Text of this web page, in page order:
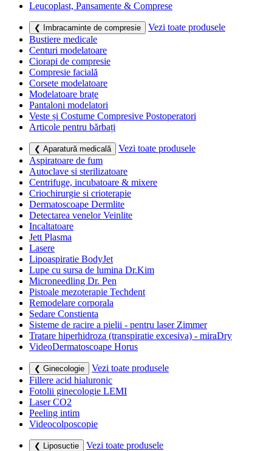
Leucoplast, Pansamente & Comprese
❮ Imbracaminte de compresie
Vezi toate produsele
Bustiere medicale
Centuri modelatoare
Ciorapi de compresie
Compresie facială
Corsete modelatoare
Modelatoare brațe
Pantaloni modelatori
Veste și Costume Compresive Postoperatori
Articole pentru bărbați
❮ Aparatură medicală
Vezi toate produsele
Aspiratoare de fum
Autoclave si sterilizatoare
Centrifuge, incubatoare & mixere
Criochirurgie si crioterapie
Dermatoscoape Dermlite
Detectarea venelor Veinlite
Incaltatoare
Jett Plasma
Lasere
Lipoaspiratie BodyJet
Lupe cu sursa de lumina Dr.Kim
Microneedling Dr. Pen
Pistoale mezoterapie Techdent
Remodelare corporala
Sedare Constienta
Sisteme de racire a pielii - pentru laser Zimmer
Tratare hiperhidroza (transpiratie excesiva) - miraDry
VideoDermatoscoape Horus
❮ Ginecologie
Vezi toate produsele
Fillere acid hialuronic
Fotolii ginecologie LEMI
Laser CO2
Peeling intim
Videocolposcopie
❮ Liposuctie
Vezi toate produsele